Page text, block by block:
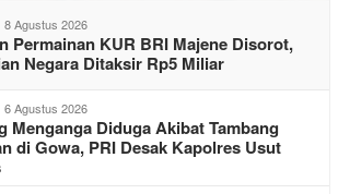
8 Agustus 2026
Permainan KUR BRI Majene Disorot,
Negara Ditaksir Rp5 Miliar
6 Agustus 2026
Menganga Diduga Akibat Tambang
di Gowa, PRI Desak Kapolres Usut